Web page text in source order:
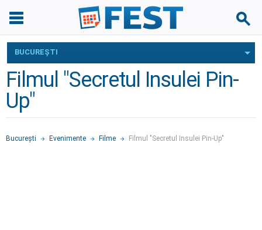
BUCUREŞTI
Filmul "Secretul Insulei Pin-
Up"
Bucureşti Evenimente Filme Filmul "Secretul Insulei Pin-Up"